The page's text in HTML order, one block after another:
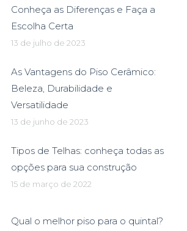
Conheça as Diferenças e Faça a
Escolha Certa
13 de julho de 2023
As Vantagens do Piso Cerâmico:
Beleza, Durabilidade e
Versatilidade
13 de junho de 2023
Tipos de Telhas: conheça todas as
opções para sua construção
15 de março de 2022
Qual o melhor piso para o quintal?